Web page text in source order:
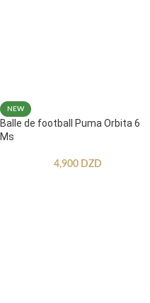
NEW
Balle de football Puma Orbita 6
Ms
4,900 DZD